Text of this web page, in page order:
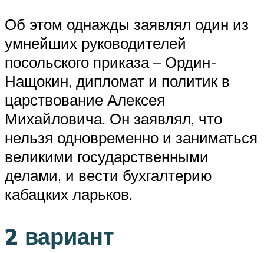
Об этом однажды заявлял один из
умнейших руководителей
посольского приказа – Ордин-
Нащокин, дипломат и политик в
царствование Алексея
Михайловича. Он заявлял, что
нельзя одновременно и заниматься
великими государственными
делами, и вести бухгалтерию
кабацких ларьков.
2 вариант